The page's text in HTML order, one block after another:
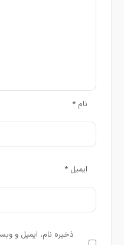
نام*
ایمیل*
ذخیره نام، ایمیل و